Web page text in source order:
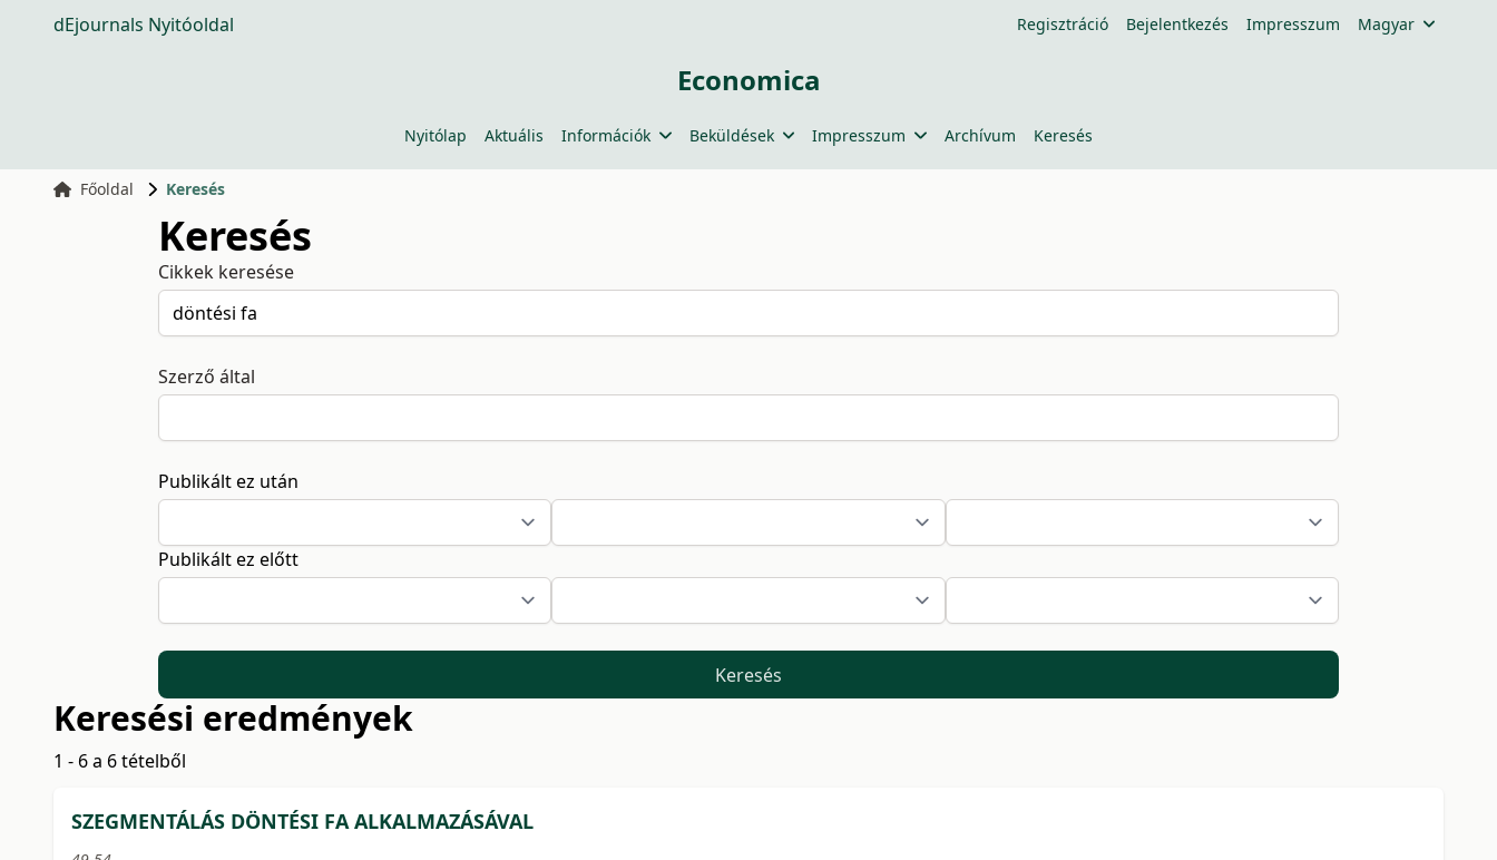
dEjournals Nyitóoldal Regisztráció Bejelentkezés Impresszum Magyar
Economica
Nyitólap Aktuális Információk Beküldések Impresszum Archívum Keresés
Főoldal Keresés
Keresés
Cikkek keresése
Szerző által
Publikált ez után
Publikált ez előtt
Keresés
Keresési eredmények
1 - 6 a 6 tételből
SZEGMENTÁLÁS DÖNTÉSI FA ALKALMAZÁSÁVAL